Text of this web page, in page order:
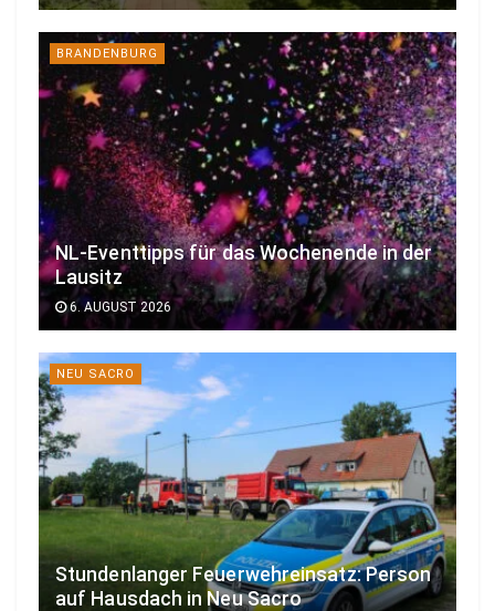
BRANDENBURG
NL-Eventtipps für das Wochenende in der
Lausitz
6. AUGUST 2026
NEU SACRO
Stundenlanger Feuerwehreinsatz: Person
auf Hausdach in Neu Sacro